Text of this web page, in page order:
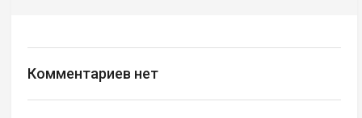
Комментариев нет